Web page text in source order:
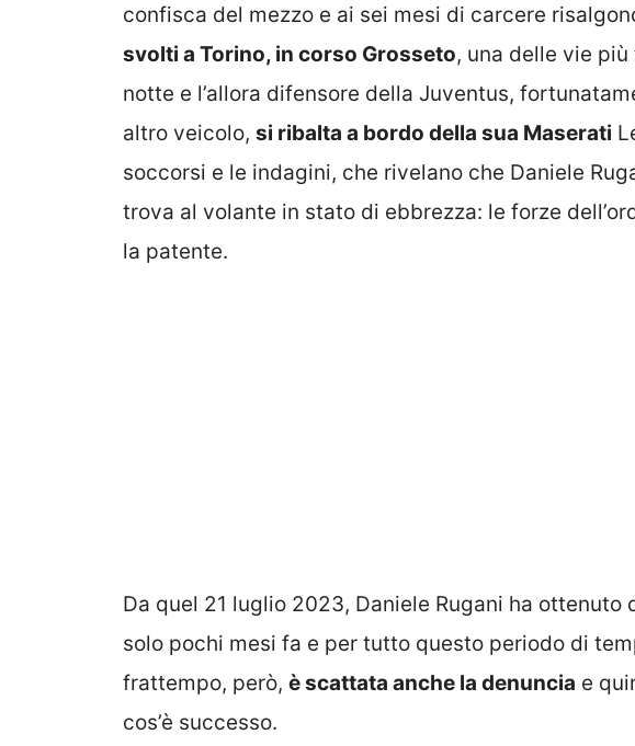
confisca del mezzo e ai sei mesi di carcere
svolti a Torino, in corso Grosseto, una delle vie
notte e l’allora difensore della Juventus,
altro veicolo, si ribalta a bordo della sua Maserati
soccorsi e le indagini, che rivelano che Daniele
trova al volante in stato di ebbrezza: le forze
la patente.
Da quel 21 luglio 2023, Daniele Rugani ha ottenuto
solo pochi mesi fa e per tutto questo periodo di
frattempo, però, è scattata anche la denuncia e
cos’è successo.